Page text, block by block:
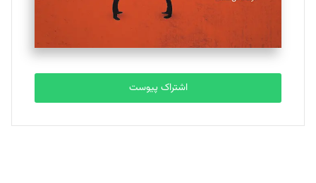
مصطفی مسجدی آرانی
تحریریه
بابک نقاش
تحریریه
اشتراک پیوست